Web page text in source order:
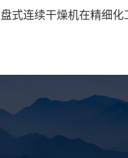
盘式连续干燥机在精细